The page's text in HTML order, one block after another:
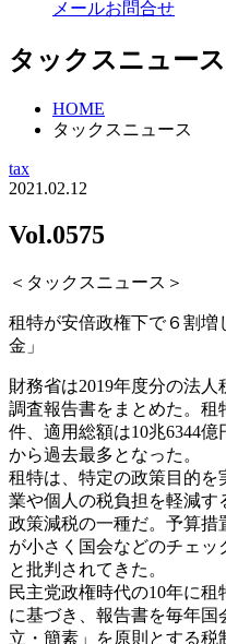
メールお問合せ
タックスニュース
HOME
タックスニュース
tax
2021.02.12
Vol.0575
＜タックスニュース＞
租特が安倍政権下で６割
金」
財務省は2019年度分の法
調査報告書をまとめた。租
件、適用総額は10兆6344
から過去最多となった。
租特は、特定の政策目的を
業や個人の税負担を軽減す
政策減税の一種だ。予算措
が小さく国会などのチェッ
と批判されてきた。
民主党政権時代の10年に
に基づき、報告書を毎年国
立・簡素」を原則とする税